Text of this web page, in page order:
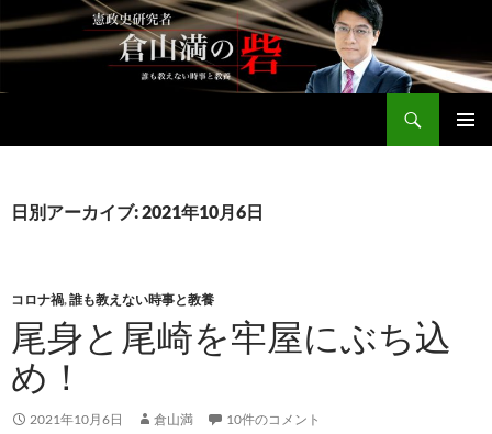
テ
ン
へ
ッ
日別アーカイブ: 2021年10月6日
コロナ禍,誰も教えない時事と教養
尾身と尾崎を牢屋にぶち込
め！
2021年10月6日 倉山満 10件のコメント